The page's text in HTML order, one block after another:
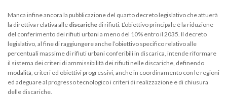
Manca infine ancora la pubblicazione del quarto decreto legislativo che attuerà
la direttiva relativa alle discariche di rifiuti. L’obiettivo principale è la riduzione
del conferimento dei rifiuti urbani a meno del 10% entro il 2035. Il decreto
legislativo, al fine di raggiungere anche l’obiettivo specifico relativo alle
percentuali massime di rifiuti urbani conferibili in discarica, intende riformare
il sistema dei criteri di ammissibilità dei rifiuti nelle discariche, definendo
modalità, criteri ed obiettivi progressivi, anche in coordinamento con le regioni
ed adeguare al progresso tecnologico i criteri di realizzazione e di chiusura
delle discariche.